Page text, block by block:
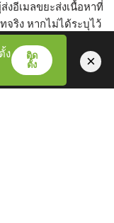
อีเมลขยะส่งเนื้อหาที่
จริง หากไม่ได้ระบุไว้
และไม่ปลอดภัย
ออนไลน์ทุก ๆ นาทีที่
วนตัวเพื่อการพัฒนา
สนุกสนานทาง
ง
ติด
ตั้ง
×